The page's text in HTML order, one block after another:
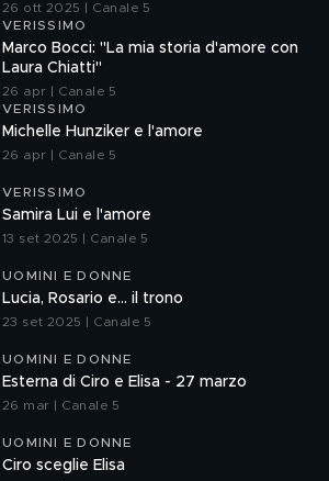
26 ott 2025 | Canale 5
VERISSIMO
Marco Bocci: "La mia storia d'amore con
Laura Chiatti"
26 apr | Canale 5
VERISSIMO
Michelle Hunziker e l'amore
26 apr | Canale 5
VERISSIMO
Samira Lui e l'amore
13 set 2025 | Canale 5
UOMINI E DONNE
Lucia, Rosario e... il trono
23 set 2025 | Canale 5
UOMINI E DONNE
Esterna di Ciro e Elisa - 27 marzo
26 mar | Canale 5
UOMINI E DONNE
Ciro sceglie Elisa